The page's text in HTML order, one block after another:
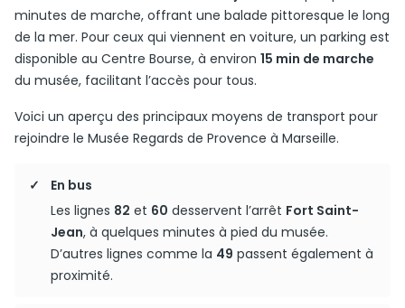
minutes de marche, offrant une balade pittoresque le long
de la mer. Pour ceux qui viennent en voiture, un parking est
disponible au Centre Bourse, à environ 15 min de marche
du musée, facilitant l’accès pour tous.
Voici un aperçu des principaux moyens de transport pour
rejoindre le Musée Regards de Provence à Marseille.
En bus
Les lignes 82 et 60 desservent l’arrêt Fort Saint-
Jean, à quelques minutes à pied du musée.
D’autres lignes comme la 49 passent également à
proximité.